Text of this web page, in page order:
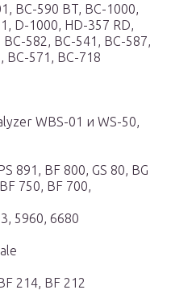
BC-590 BT, BC-1000,
D-1000, HD-357 RD,
582, BC-541, BC-587,
BC-571, BC-718
WBS-01 и WS-50,
891, BF 800, GS 80, BG
750, BF 700,
5960, 6680
214, BF 212